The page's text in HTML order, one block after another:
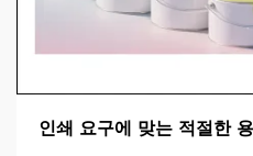
인쇄 요구에 맞는 적절한